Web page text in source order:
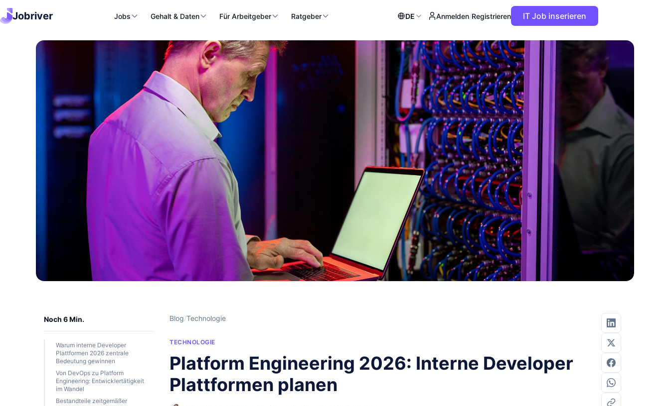
Jobriver Jobs Gehalt & Daten Für Arbeitgeber Ratgeber DE Anmelden/Registrieren IT Job inserieren
Noch 6 Min.
Warum interne Developer
Plattformen 2026 zentrale
Bedeutung gewinnen
Von DevOps zu Platform
Engineering: Entwicklertätigkeit
im Wandel
Bestandteile zeitgemäßer
Blog/Technologie
TECHNOLOGIE
Platform Engineering 2026: Interne Developer
Plattformen planen